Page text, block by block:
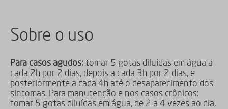
Sobre o uso
Para casos agudos: tomar 5 gotas diluídas em água a
cada 2h por 2 dias, depois a cada 3h por 2 dias, e
posteriormente a cada 4h até o desaparecimento dos
sintomas. Para manutenção e nos casos crônicos:
tomar 5 gotas diluídas em água, de 2 a 4 vezes ao dia,